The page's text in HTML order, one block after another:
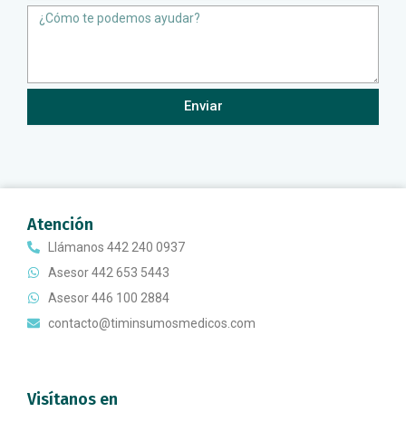
Message
Enviar
Atención
Llámanos 442 240 0937
Asesor 442 653 5443
Asesor 446 100 2884
contacto@timinsumosmedicos.com
Visítanos en